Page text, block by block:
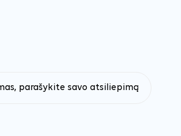
parašykite savo atsiliepimą